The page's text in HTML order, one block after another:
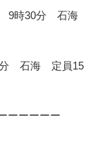
9時30分 石海
石海 定員15
ーーーーー